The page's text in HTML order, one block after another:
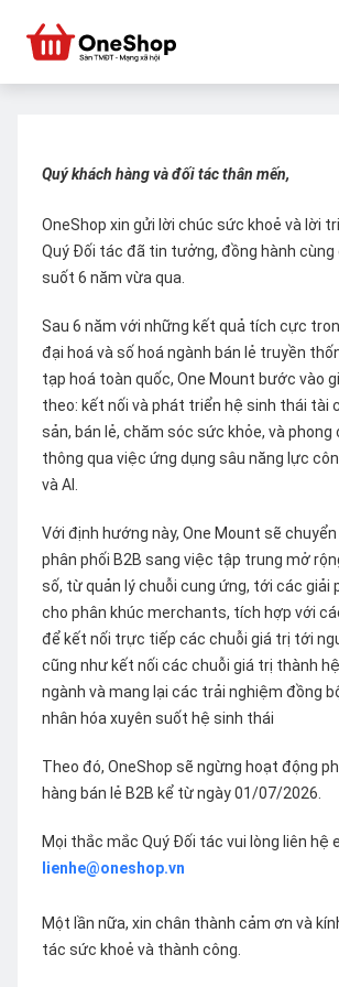
Quý khách hàng và đối tác thân mến,
OneShop xin gửi lời chúc sức khoẻ và lời
Quý Đối tác đã tin tưởng, đồng hành
suốt 6 năm vừa qua.
Sau 6 năm với những kết quả tích cực
đại hoá và số hoá ngành bán lẻ truyền
tạp hoá toàn quốc, One Mount bước vào
theo: kết nối và phát triển hệ sinh thái tài
sản, bán lẻ, chăm sóc sức khỏe, và phong
thông qua việc ứng dụng sâu năng lực
và AI.
Với định hướng này, One Mount sẽ
phân phối B2B sang việc tập trung mở
số, từ quản lý chuỗi cung ứng, tới các giải
cho phân khúc merchants, tích hợp với
để kết nối trực tiếp các chuỗi giá trị tới
cũng như kết nối các chuỗi giá trị thành
ngành và mang lại các trải nghiệm đồng
nhân hóa xuyên suốt hệ sinh thái
Theo đó, OneShop sẽ ngừng hoạt động
hàng bán lẻ B2B kể từ ngày 01/07/2026.
Mọi thắc mắc Quý Đối tác vui lòng liên hệ
lienhe@oneshop.vn
Một lần nữa, xin chân thành cảm ơn và
tác sức khoẻ và thành công.